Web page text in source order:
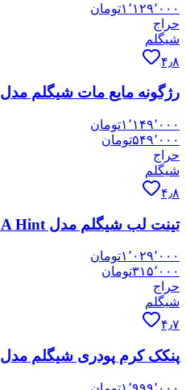
۱٬۱۲۹٬۰۰۰تومان
حراج
شیگلم
۴٫۸
رژگونه مایع مات شیگلم مدل Color Bloom
۱٬۱۴۹٬۰۰۰تومان
۵۴۹٬۰۰۰تومان
حراج
شیگلم
۴٫۸
تینت لب شیگلم مدل Take A Hint
۱٬۰۲۹٬۰۰۰تومان
۳۱۵٬۰۰۰تومان
حراج
شیگلم
۴٫۷
پنکک کرم پودری شیگلم مدل Skin-Focus